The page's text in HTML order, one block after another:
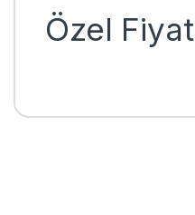
Özel Fiyat